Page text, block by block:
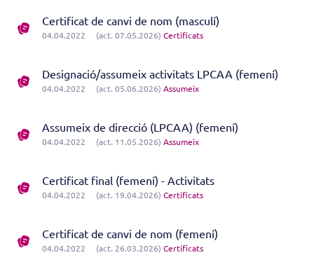
Certificat de canvi de nom (masculí)
04.04.2022 (act. 07.05.2026) Certificats
Designació/assumeix activitats LPCAA (femení)
04.04.2022 (act. 05.06.2026) Assumeix
Assumeix de direcció (LPCAA) (femení)
04.04.2022 (act. 11.05.2026) Assumeix
Certificat final (femení) - Activitats
04.04.2022 (act. 19.04.2026) Certificats
Certificat de canvi de nom (femení)
04.04.2022 (act. 26.03.2026) Certificats